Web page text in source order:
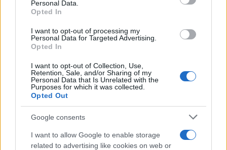
Personal Data.
Opted In
I want to opt-out of processing my
Personal Data for Targeted Advertising.
Opted In
I want to opt-out of Collection, Use,
Retention, Sale, and/or Sharing of my
Personal Data that Is Unrelated with the
Purposes for which it was collected.
Opted Out
Google consents
I want to allow Google to enable storage
related to advertising like cookies on web or
ισραηλινή αεροπορική επιδρομή που έπληξε τον
χώρο της εκκλησίας στην πόλη της Γάζας»,
σύμφωνα με ανακοίνωση στον ιστότοπό του.
Στην Αίγυπτο ο Σουνάκ
Ο Βρετανός πρωθυπουργός Ρίσι Σούνακ θα
επισκεφθεί σήμερα την Αίγυπτο όπου θα έχει
συνομιλίες με αξιωματούχους για την κατάσταση
στο Ισραήλ και τη Γάζα, ανακοίνωσε το γραφείο